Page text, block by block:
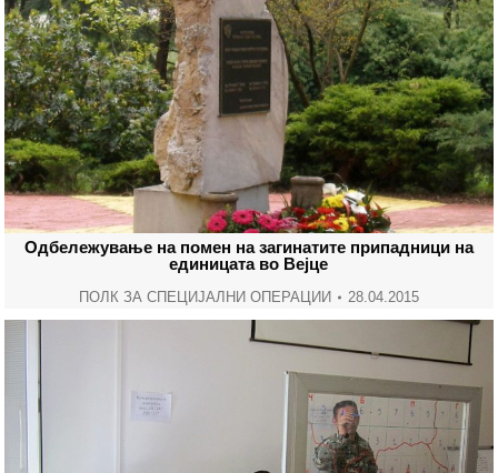
Одбележување на помен на загинатите припадници на
единицата во Вејце
ПОЛК ЗА СПЕЦИЈАЛНИ ОПЕРАЦИИ 28.04.2015